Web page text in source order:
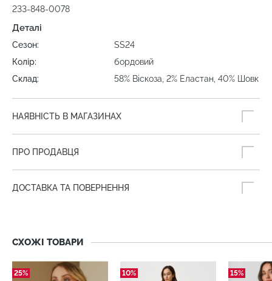
233-848-0078
Деталі
Сезон:
SS24
Колір:
бордовий
Склад:
58% Віскоза, 2% Еластан, 40% Шовк
НАЯВНІСТЬ В МАГАЗИНАХ
ПРО ПРОДАВЦЯ
ДОСТАВКА ТА ПОВЕРНЕННЯ
СХОЖІ ТОВАРИ
25% 10% 15%